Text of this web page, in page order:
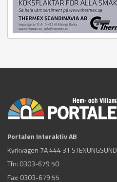
Portalen Interaktiv AB
Kyrkvägen 7A 444 31 STENUNGSUND
Tfn: 0303-679 50
Fax: 0303-679 55